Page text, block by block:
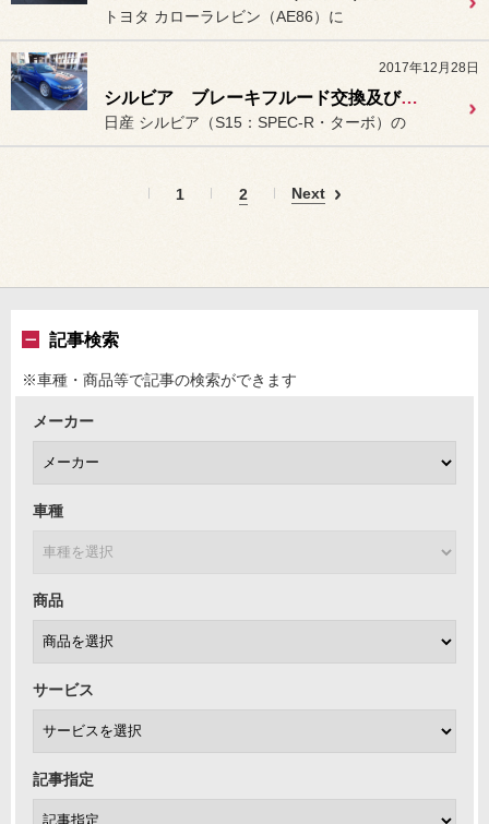
トヨタ カローラレビン（AE86）に
2017年12月28日
シルビア ブレーキフルード交換及びエア抜き。
日産 シルビア（S15：SPEC-R・ターボ）の
1 2 Next
記事検索
※車種・商品等で記事の検索ができます
メーカー
車種
商品
サービス
記事指定